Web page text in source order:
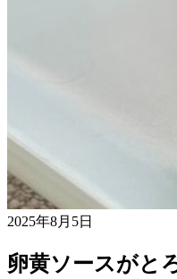
2025年8月5日
卵黄ソースがと